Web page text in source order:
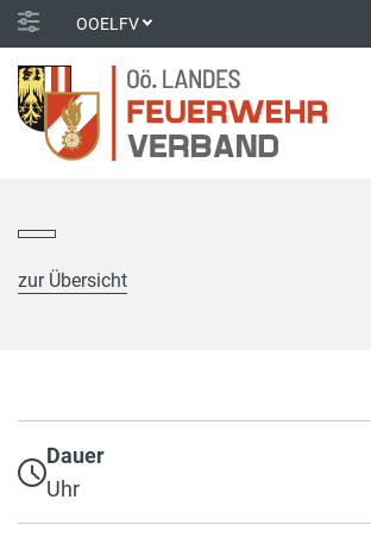
OOELFV
zur Übersicht
Dauer
Uhr